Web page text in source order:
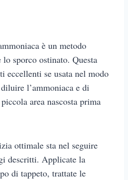
è un metodo
sporco ostinato. Questa
eccellenti se usata nel modo
l’ammoniaca e di
area nascosta prima
ottimale sta nel seguire
descritti. Applicate la
di tappeto, trattate le